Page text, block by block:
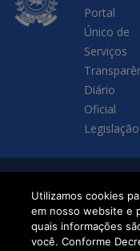
Portal
Único de
Serviços
Diário
Oficial
Legislação
SETDIG | Secretaria-
Executiva de
Transformação
Utilizamos cookies
em nosso website e
quais informações
você. Conforme